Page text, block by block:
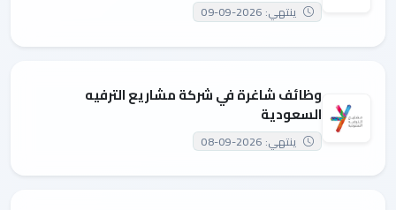
ينتهي: 2026-09-09
وظائف شاغرة في شركة مشاريع الترفيه
السعودية
ينتهي: 2026-09-08